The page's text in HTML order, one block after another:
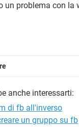
un problema con
anche interessarti:
di fb all'inverso
un gruppo su fb